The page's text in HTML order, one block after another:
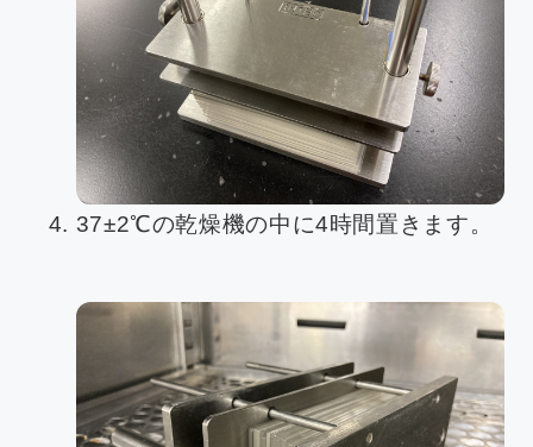
37±2℃の乾燥機の中に4時間置きます。